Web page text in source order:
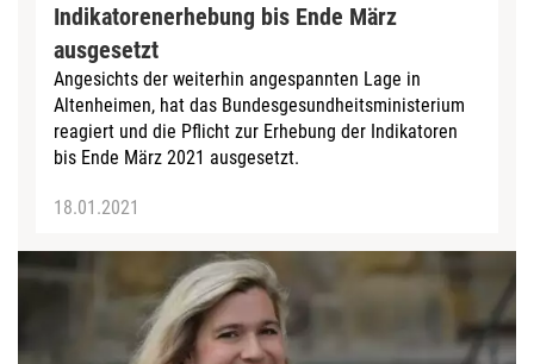
Indikatorenerhebung bis Ende März
ausgesetzt
Angesichts der weiterhin angespannten Lage in
Altenheimen, hat das Bundesgesundheitsministerium
reagiert und die Pflicht zur Erhebung der Indikatoren
bis Ende März 2021 ausgesetzt.
18.01.2021